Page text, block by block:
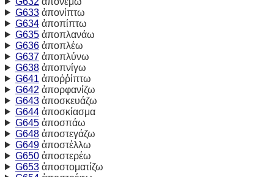
G633ἀπονίπτω
G634ἀποπίπτω
G635ἀποπλανάω
G636ἀποπλέω
G637ἀποπλύνω
G638ἀποπνίγω
G641 ἀποῤῥίπτω
G642 ἀπορφανίζω
G643ἀποσκευάζω
G644ἀποσκίασμα
G645ἀποσπάω
G648ἀποστεγάζω
G649ἀποστέλλω
G650ἀποστερέω
G653ἀποστοματίζω